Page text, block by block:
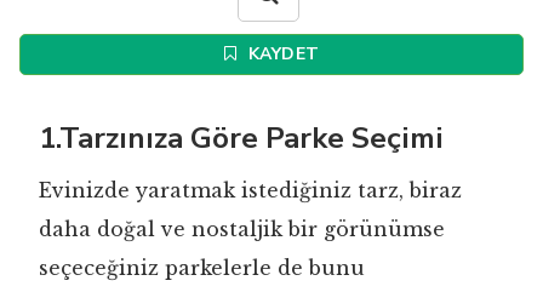
KAYDET
1.Tarzınıza Göre Parke Seçimi
Evinizde yaratmak istediğiniz tarz, biraz
daha doğal ve nostaljik bir görünümse
seçeceğiniz parkelerle de bunu